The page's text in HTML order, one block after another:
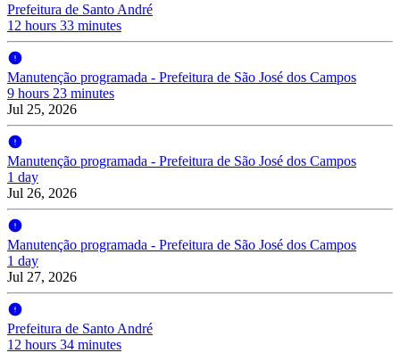
Prefeitura de Santo André
12 hours 33 minutes
Manutenção programada - Prefeitura de São José dos Campos
9 hours 23 minutes
Jul 25, 2026
Manutenção programada - Prefeitura de São José dos Campos
1 day
Jul 26, 2026
Manutenção programada - Prefeitura de São José dos Campos
1 day
Jul 27, 2026
Prefeitura de Santo André
12 hours 34 minutes